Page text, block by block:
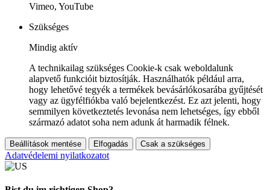
Vimeo, YouTube
Szükséges
Mindig aktív
A technikailag szükséges Cookie-k csak weboldalunk
alapvető funkcióit biztosítják. Használhatók például arra,
hogy lehetővé tegyék a termékek bevásárlókosarába gyűjtését
vagy az ügyfélfiókba való bejelentkezést. Ez azt jelenti, hogy
semmilyen következtetés levonása nem lehetséges, így ebből
származó adatot soha nem adunk át harmadik félnek.
Beállítások mentése Elfogadás Csak a szükséges
Adatvédelemi nyilatkozatot